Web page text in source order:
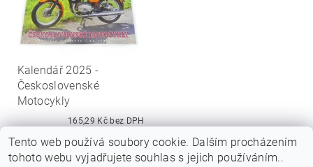
Kalendář 2025 -
Československé
Motocykly
165,29 Kč bez DPH
200 Kč
DETAIL
Tento web používá soubory cookie. Dalším procházením
tohoto webu vyjadřujete souhlas s jejich používáním..